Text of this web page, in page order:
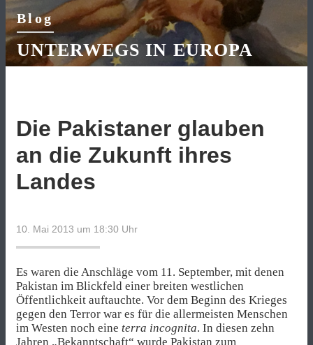
Blog
UNTERWEGS IN EUROPA
Die Pakistaner glauben
an die Zukunft ihres
Landes
10. Mai 2013 um 18:30 Uhr
Es waren die Anschläge vom 11. September, mit denen
Pakistan im Blickfeld einer breiten westlichen
Öffentlichkeit auftauchte. Vor dem Beginn des Krieges
gegen den Terror war es für die allermeisten Menschen
im Westen noch eine terra incognita. In diesen zehn
Jahren „Bekanntschaft“ wurde Pakistan zum